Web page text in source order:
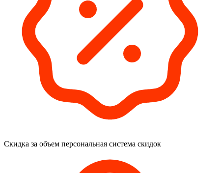
Скидка за объем персональная система скидок